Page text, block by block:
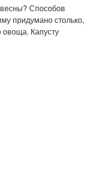
пакете
весны? Способов
придумано столько,
овоща. Капусту